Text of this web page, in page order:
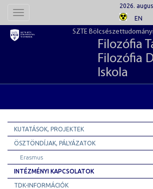
Toggle
2026.
EN
SZTE
Filozófia
Filozófia
Iskola
KUTATÁSOK, PROJEKTEK
ÖSZTÖNDÍJAK, PÁLYÁZATOK
Erasmus
INTÉZMÉNYI KAPCSOLATOK
TDK-INFORMÁCIÓK